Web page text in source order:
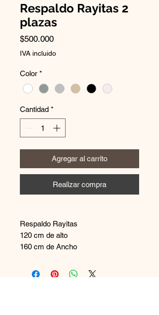
Respaldo Rayitas 2
plazas
$500.000Precio
IVA incluido
Color *
Cantidad *
Agregar al carrito
Realizar compra
Respaldo Rayitas
120 cm de alto
160 cm de Ancho